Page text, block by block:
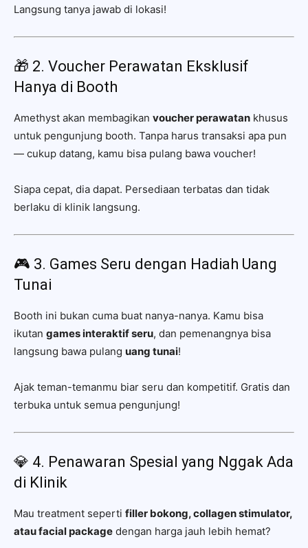
Langsung tanya jawab di lokasi!
🎁 2. Voucher Perawatan Eksklusif
Hanya di Booth
Amethyst akan membagikan voucher perawatan khusus
untuk pengunjung booth. Tanpa harus transaksi apa pun
— cukup datang, kamu bisa pulang bawa voucher!
Siapa cepat, dia dapat. Persediaan terbatas dan tidak
berlaku di klinik langsung.
🎮 3. Games Seru dengan Hadiah Uang
Tunai
Booth ini bukan cuma buat nanya-nanya. Kamu bisa
ikutan games interaktif seru, dan pemenangnya bisa
langsung bawa pulang uang tunai!
Ajak teman-temanmu biar seru dan kompetitif. Gratis dan
terbuka untuk semua pengunjung!
💎 4. Penawaran Spesial yang Nggak Ada
di Klinik
Mau treatment seperti filler bokong, collagen stimulator,
atau facial package dengan harga jauh lebih hemat?